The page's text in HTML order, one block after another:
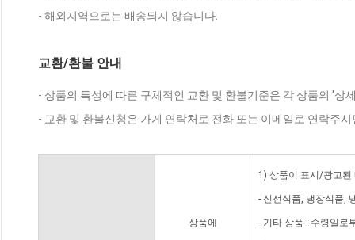
- 해외지역으로는 배송되지 않습니다.
교환/환불 안내
- 상품의 특성에 따른 구체적인 교환 및 환불기준은 각 상품의 '상
- 교환 및 환불신청은 가게 연락처로 전화 또는 이메일로 연락주
상품에
1) 상품이 표시/광고된
- 신선식품, 냉장식품,
- 기타 상품 : 수령일로